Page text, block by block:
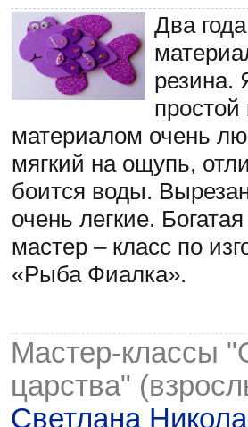
Два
резина.
материалом очень
мягкий на ощупь,
боится воды.
очень легкие.
мастер – класс по
«Рыба Фиалка».
Мастер-классы
царства"
Светлана